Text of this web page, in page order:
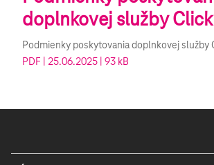
doplnkovej služby
Podmienky poskytovania doplnkovej služby
PDF | 25.06.2025 | 93 kB